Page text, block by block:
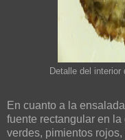
Detalle del
En cuanto a la
fuente rectangular en
verdes, pimientos